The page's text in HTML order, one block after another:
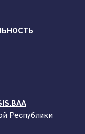
Республики